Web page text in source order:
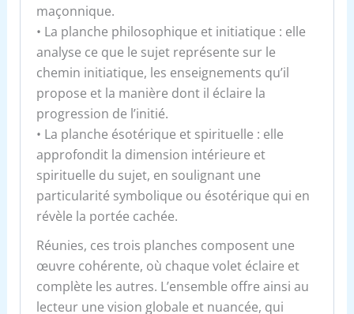
maçonnique.
• La planche philosophique et initiatique : elle
analyse ce que le sujet représente sur le
chemin initiatique, les enseignements qu’il
propose et la manière dont il éclaire la
progression de l’initié.
• La planche ésotérique et spirituelle : elle
approfondit la dimension intérieure et
spirituelle du sujet, en soulignant une
particularité symbolique ou ésotérique qui en
révèle la portée cachée.
Réunies, ces trois planches composent une
œuvre cohérente, où chaque volet éclaire et
complète les autres. L’ensemble offre ainsi au
lecteur une vision globale et nuancée, qui